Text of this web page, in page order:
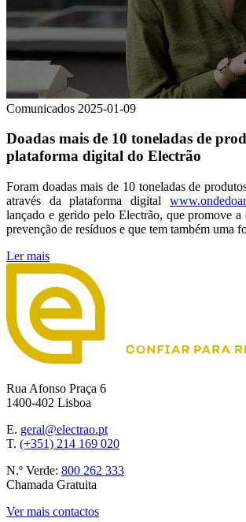
Comunicados 2025-01-09
Doadas mais de 10 toneladas de
plataforma digital do Electrão
Foram doadas mais de 10 toneladas de
através da plataforma digital
lançado e gerido pelo Electrão, que promove a
prevenção de resíduos e que tem também uma
Ler mais
Rua Afonso Praça 6
1400-402 Lisboa
E. geral@electrao.pt
T. (+351) 214 169 020
N.º Verde: 800 262 333
Chamada Gratuita
Ver mais contactos